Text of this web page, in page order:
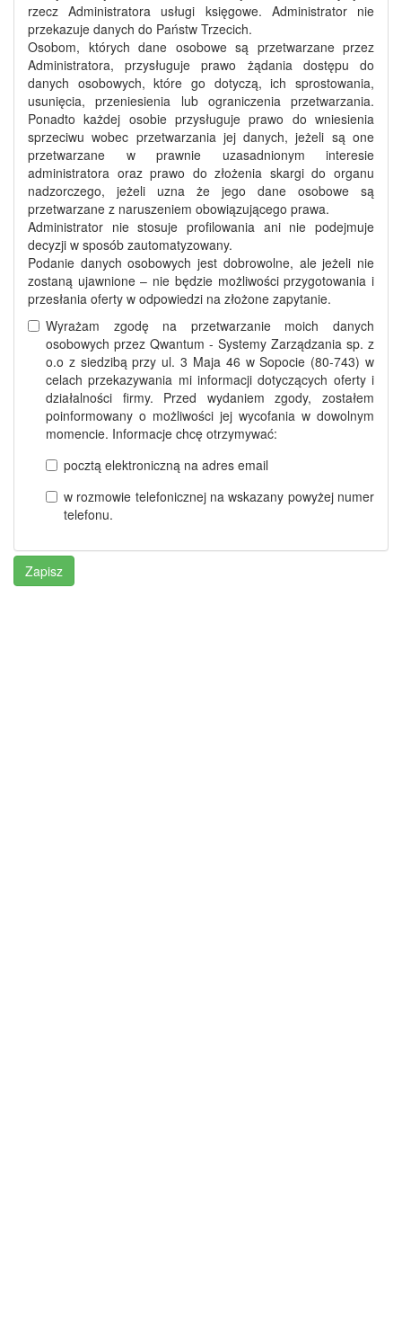
rzecz Administratora usługi księgowe. Administrator nie
przekazuje danych do Państw Trzecich.
Osobom, których dane osobowe są przetwarzane przez
Administratora, przysługuje prawo żądania dostępu do
danych osobowych, które go dotyczą, ich sprostowania,
usunięcia, przeniesienia lub ograniczenia przetwarzania.
Ponadto każdej osobie przysługuje prawo do wniesienia
sprzeciwu wobec przetwarzania jej danych, jeżeli są one
przetwarzane w prawnie uzasadnionym interesie
administratora oraz prawo do złożenia skargi do organu
nadzorczego, jeżeli uzna że jego dane osobowe są
przetwarzane z naruszeniem obowiązującego prawa.
Administrator nie stosuje profilowania ani nie podejmuje
decyzji w sposób zautomatyzowany.
Podanie danych osobowych jest dobrowolne, ale jeżeli nie
zostaną ujawnione – nie będzie możliwości przygotowania i
przesłania oferty w odpowiedzi na złożone zapytanie.
Wyrażam zgodę na przetwarzanie moich danych
osobowych przez Qwantum - Systemy Zarządzania sp. z
o.o z siedzibą przy ul. 3 Maja 46 w Sopocie (80-743) w
celach przekazywania mi informacji dotyczących oferty i
działalności firmy. Przed wydaniem zgody, zostałem
poinformowany o możliwości jej wycofania w dowolnym
momencie. Informacje chcę otrzymywać:
pocztą elektroniczną na adres email
w rozmowie telefonicznej na wskazany powyżej numer
telefonu.
Zapisz